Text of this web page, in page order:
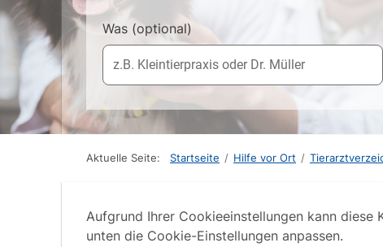
Was (optional)
Aktuelle Seite: Startseite / Hilfe vor Ort /
Aufgrund Ihrer Cookieeinstellungen kann
unten die Cookie-Einstellungen anpassen.